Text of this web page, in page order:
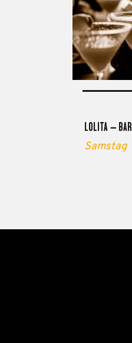
LOLITA – BAR
Samstag